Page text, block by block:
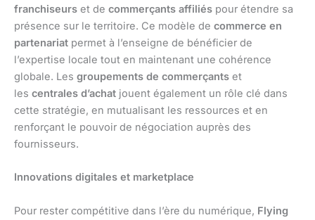
franchiseurs et de commerçants affiliés pour étendre sa
présence sur le territoire. Ce modèle de commerce en
partenariat permet à l’enseigne de bénéficier de
l’expertise locale tout en maintenant une cohérence
globale. Les groupements de commerçants et
les centrales d’achat jouent également un rôle clé dans
cette stratégie, en mutualisant les ressources et en
renforçant le pouvoir de négociation auprès des
fournisseurs.
Innovations digitales et marketplace
Pour rester compétitive dans l’ère du numérique, Flying